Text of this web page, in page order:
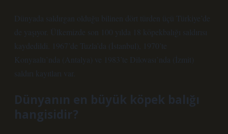
Dünyada saldırgan olduğu bilinen dört türden üçü Türkiye’de
de yaşıyor. Ülkemizde son 100 yılda 18 köpekbalığı saldırısı
kaydedildi. 1967’de Tuzla’da (İstanbul), 1970’te
Konyaaltı’nda (Antalya) ve 1983’te Dilovası’nda (İzmit)
saldırı kayıtları var.
Dünyanın en büyük köpek balığı
hangisidir?